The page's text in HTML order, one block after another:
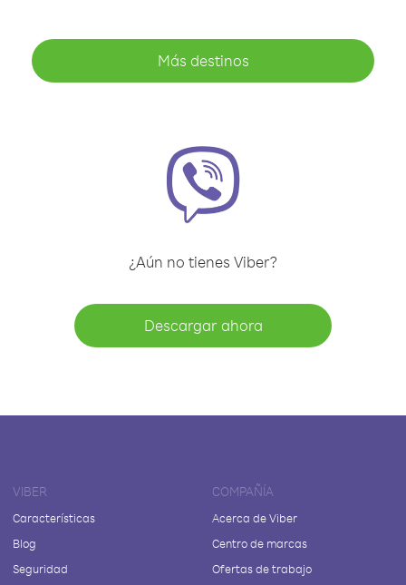
Más destinos
¿Aún no tienes Viber?
Descargar ahora
VIBER
Características
Blog
Seguridad
COMPAÑÍA
Acerca de Viber
Centro de marcas
Ofertas de trabajo